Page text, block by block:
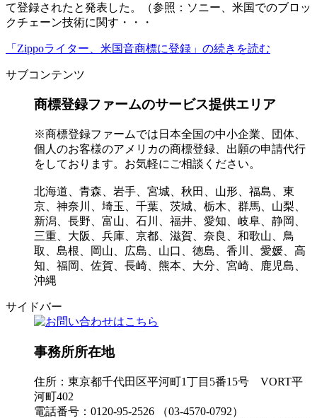
て登録されたと発表した。（参照：ソニー、米国でのブロッ
クチェーン技術に関す・・・
「Zippoライター、米国音商標に登録」の続きを読む
サブコンテンツ
商標登録ファームのサービス提供エリア
※商標登録ファームでは日本全国の中小企業、団体、
個人のお客様のアメリカの商標登録、出願の申請代行
をしております。お気軽にご相談ください。
北海道、青森、岩手、宮城、秋田、山形、福島、東
京、神奈川、埼玉、千葉、茨城、栃木、群馬、山梨、
新潟、長野、富山、石川、福井、愛知、岐阜、静岡、
三重、大阪、兵庫、京都、滋賀、奈良、和歌山、鳥
取、島根、岡山、広島、山口、徳島、香川、愛媛、高
知、福岡、佐賀、長崎、熊本、大分、宮崎、鹿児島、
沖縄
サイドバー
事務所所在地
住所：東京都千代田区平河町1丁目5番15号 VORT平
河町402
電話番号：0120-95-2526 （03-4570-0792）